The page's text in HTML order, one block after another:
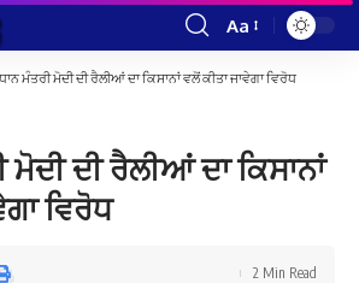
Font
Resizer
Aa
ਮੰਤਰੀ ਮੋਦੀ ਦੀ ਰੈਲੀਆਂ ਦਾ ਕਿਸਾਨਾਂ ਵਲੋਂ ਕੀਤਾ ਜਾਵੇਗਾ ਵਿਰੋਧ
ਦੀ ਰੈਲੀਆਂ ਦਾ ਕਿਸਾਨਾਂ
ਵਿਰੋਧ
2 Min Read